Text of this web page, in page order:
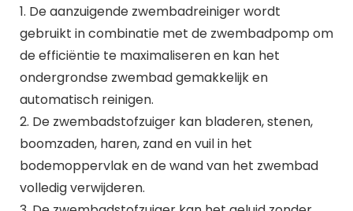
1. De aanzuigende zwembadreiniger wordt
gebruikt in combinatie met de zwembadpomp om
de efficiëntie te maximaliseren en kan het
ondergrondse zwembad gemakkelijk en
automatisch reinigen.
2. De zwembadstofzuiger kan bladeren, stenen,
boomzaden, haren, zand en vuil in het
bodemoppervlak en de wand van het zwembad
volledig verwijderen.